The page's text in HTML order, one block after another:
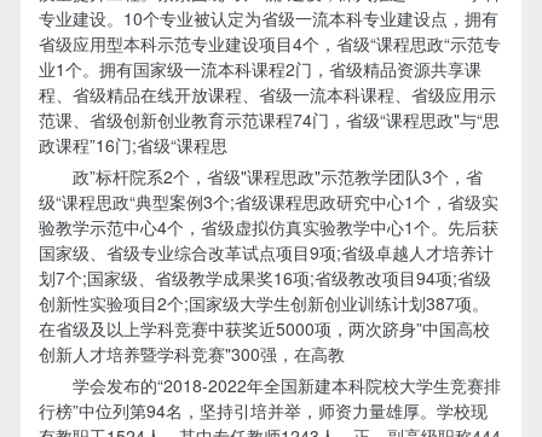
专业建设。10个专业被认定为省级一流本科专业建设点，拥有
省级应用型本科示范专业建设项目4个，省级“课程思政“示范专
业1个。拥有国家级一流本科课程2门，省级精品资源共享课
程、省级精品在线开放课程、省级一流本科课程、省级应用示
范课、省级创新创业教育示范课程74门，省级“课程思政"与“思
政课程”16门;省级“课程思
政”标杆院系2个，省级"课程思政"示范教学团队3个，省
级“课程思政“典型案例3个;省级课程思政研究中心1个，省级实
验教学示范中心4个，省级虚拟仿真实验教学中心1个。先后获
国家级、省级专业综合改革试点项目9项;省级卓越人才培养计
划7个;国家级、省级教学成果奖16项;省级教改项目94项;省级
创新性实验项目2个;国家级大学生创新创业训练计划387项。
在省级及以上学科竞赛中获奖近5000项，两次跻身”中国高校
创新人才培养暨学科竞赛"300强，在高教
学会发布的“2018-2022年全国新建本科院校大学生竞赛排
行榜”中位列第94名，坚持引培并举，师资力量雄厚。学校现